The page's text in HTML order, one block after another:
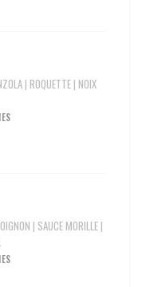
| ROQUETTE | NOIX
| SAUCE MORILLE |